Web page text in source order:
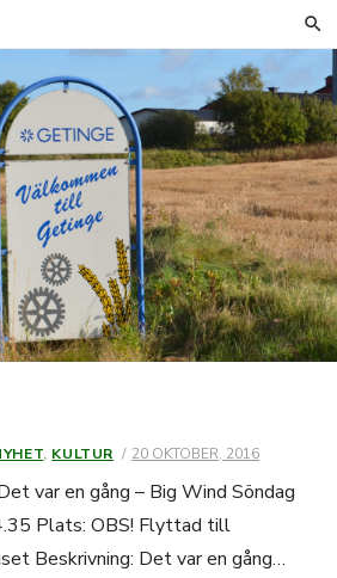
, KULTUR
PUBLICERAT
20 OKTOBER, 2016
var en gång – Big Wind Söndag
Plats: OBS! Flyttad till
Beskrivning: Det var en gång…